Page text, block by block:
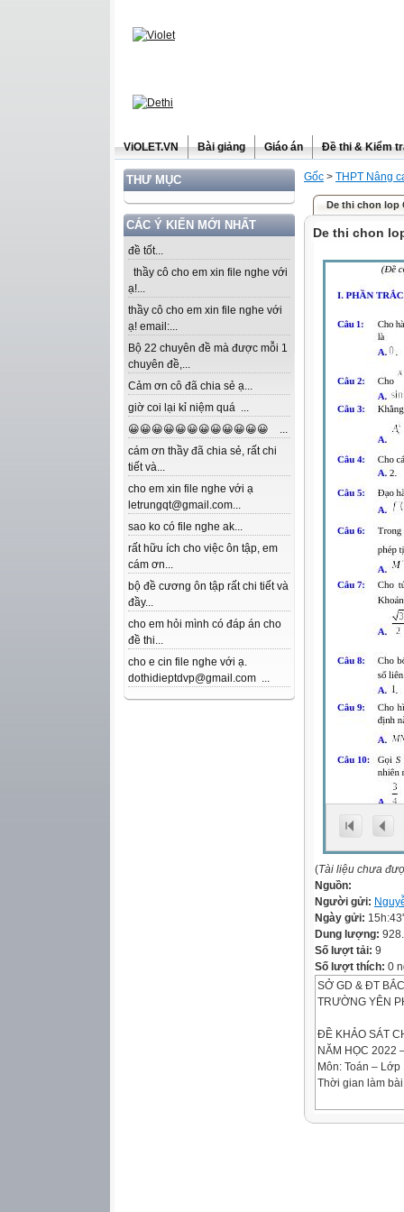
ViOLET.VN Bài giảng Giáo án Đề thi & Kiểm
THƯ MỤC
CÁC Ý KIẾN MỚI NHẤT
đề tốt...
thầy cô cho em xin file nghe với
ạ!...
thầy cô cho em xin file nghe với
ạ! email:...
Bộ 22 chuyên đề mà được mỗi 1
chuyên đề,...
Cảm ơn cô đã chia sẻ ạ...
giờ coi lại kỉ niệm quá ...
😀😀😀😀😀😀😀😀😀😀😀😀 ...
cám ơn thầy đã chia sẻ, rất chi
tiết và...
cho em xin file nghe với ạ
letrungqt@gmail.com...
sao ko có file nghe ak...
rất hữu ích cho việc ôn tập, em
cám ơn...
bộ đề cương ôn tập rất chi tiết và
đầy...
cho em hỏi mình có đáp án cho
đề thi...
cho e cin file nghe với ạ.
dothidieptdvp@gmail.com ...
Gốc > THPT Nâng
De thi chon lop
De thi chon
(Tài liệu chưa
Nguồn:
Người gửi:
Ngày gửi:
Dung lượng:
Số lượt tải: 9
Số lượt thích: 0
SỞ GD & ĐT
TRƯỜNG YÊN
ĐỀ KHẢO SÁT
NĂM HỌC 2022
Môn: Toán – Lớp
Thời gian làm